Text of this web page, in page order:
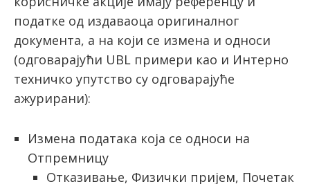
податке од издаваоца оригиналног
документа, а на који се измена и односи
(одговарајући UBL примери као и Интерно
техничко упутство су одговарајуће
ажурирани):
Измена података која се односи на
Отпремницу
Отказивање, Физички пријем, Почетак